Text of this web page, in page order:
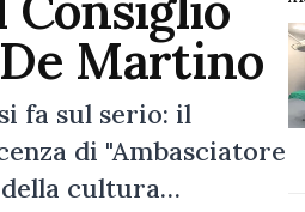
De Martino
fa sul serio: il
di "Ambasciatore
cultura…